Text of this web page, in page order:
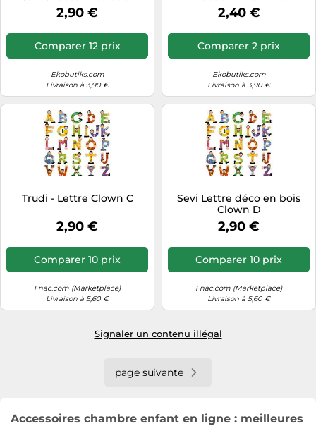
2,90 €
Comparer 12 prix
Ekobutiks.com
Livraison à 3,90 €
Chambre
2,40 €
Comparer 2 prix
Ekobutiks.com
Livraison à 3,90 €
Trudi - Lettre Clown C
2,90 €
Comparer 10 prix
Fnac.com (Marketplace)
Livraison à 5,60 €
Sevi Lettre déco en bois
Clown D
2,90 €
Comparer 10 prix
Fnac.com (Marketplace)
Livraison à 5,60 €
Signaler un contenu illégal
page suivante
Accessoires chambre enfant en ligne : meilleures